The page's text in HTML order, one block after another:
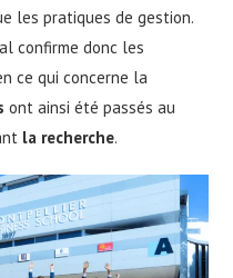
les pratiques de gestion.
confirme donc les
ce qui concerne la
ont ainsi été passés au
la recherche.